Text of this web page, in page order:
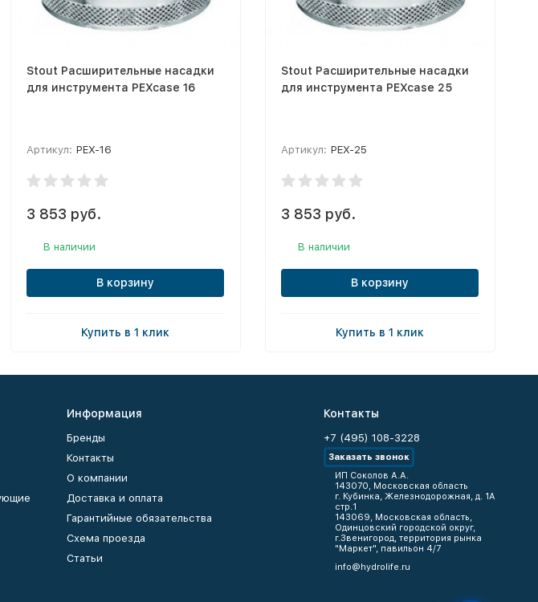
Stout Расширительные насадки
для инструмента PEXcase 16
Артикул: PEX-16
3 853 руб.
В наличии
В корзину
Купить в 1 клик
Stout Расширительные насадки
для инструмента PEXcase 25
Артикул: PEX-25
3 853 руб.
В наличии
В корзину
Купить в 1 клик
Информация
Бренды
Контакты
О компании
Доставка и оплата
Гарантийные обязательства
Схема проезда
Статьи
Контакты
+7 (495) 108-3228
Заказать звонок
ИП Соколов А.А.
143070, Московская область
г. Кубинка, Железнодорожная, д. 1А
стр.1
143069, Московская область,
Одинцовский городской округ,
г.Звенигород, территория рынка
"Маркет", павильон 4/7
info@hydrolife.ru